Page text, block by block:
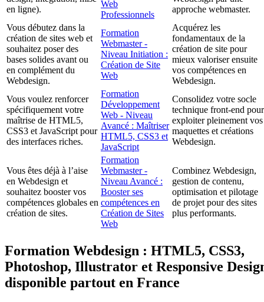
en ligne).
Web
Professionnels
approche webmaster.
Vous débutez dans la
création de sites web et
souhaitez poser des
bases solides avant ou
en complément du
Webdesign.
Formation
Webmaster -
Niveau Initiation :
Création de Site
Web
Acquérez les
fondamentaux de la
création de site pour
mieux valoriser ensuite
vos compétences en
Webdesign.
Vous voulez renforcer
spécifiquement votre
maîtrise de HTML5,
CSS3 et JavaScript pour
des interfaces riches.
Formation
Développement
Web - Niveau
Avancé : Maîtriser
HTML5, CSS3 et
JavaScript
Consolidez votre socle
technique front-end pour
exploiter pleinement vos
maquettes et créations
Webdesign.
Vous êtes déjà à l’aise
en Webdesign et
souhaitez booster vos
compétences globales en
création de sites.
Formation
Webmaster -
Niveau Avancé :
Booster ses
compétences en
Création de Sites
Web
Combinez Webdesign,
gestion de contenu,
optimisation et pilotage
de projet pour des sites
plus performants.
Formation Webdesign : HTML5, CSS3,
Photoshop, Illustrator et Responsive
disponible partout en France